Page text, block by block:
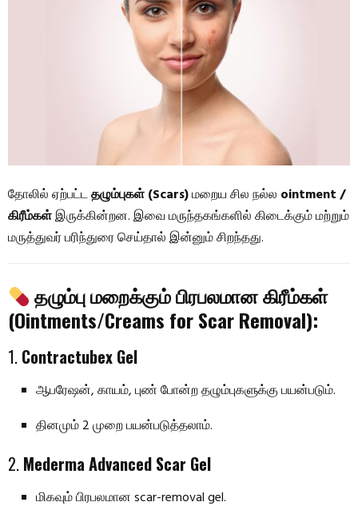
தோலில் ஏற்பட்டதழும்புகள் (Scars)மறைய சில நல்ல ointment /
கிரீம்கள்இருக்கின்றன. இவை மருந்தகங்களில் கிடைக்கும் மற்றும்
மருத்துவர் பரிந்துரை செய்தால் இன்னும் சிறந்தது.
தழும்பு மறைக்கும் பிரபலமான கிரீம்கள்
(Ointments/Creams for Scar Removal):
1. Contractubex Gel
ஆபரேஷன், காயம், புண் போன்ற தழும்புகளுக்கு பயன்படும்.
தினமும் 2 முறை பயன்படுத்தலாம்.
2. Mederma Advanced Scar Gel
மிகவும் பிரபலமான scar-removal gel.